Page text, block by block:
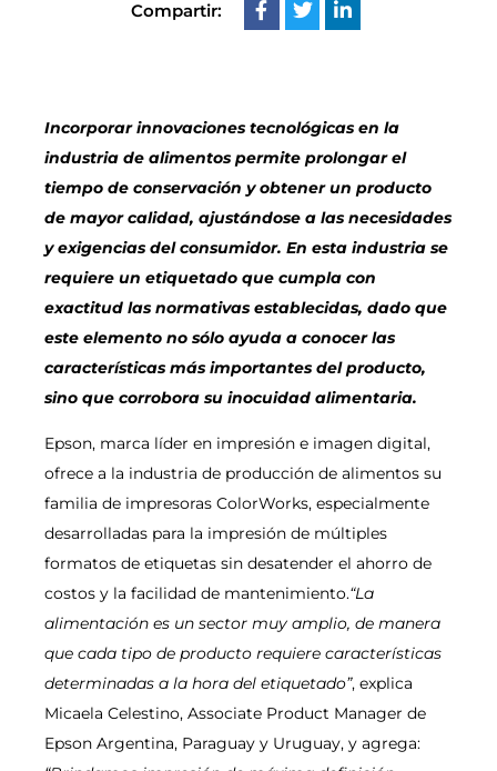
Compartir:
Incorporar innovaciones tecnológicas en la
industria de alimentos permite prolongar el
tiempo de conservación y obtener un producto
de mayor calidad, ajustándose a las necesidades
y exigencias del consumidor. En esta industria se
requiere un etiquetado que cumpla con
exactitud las normativas establecidas, dado que
este elemento no sólo ayuda a conocer las
características más importantes del producto,
sino que corrobora su inocuidad alimentaria.
Epson, marca líder en impresión e imagen digital,
ofrece a la industria de producción de alimentos su
familia de impresoras ColorWorks, especialmente
desarrolladas para la impresión de múltiples
formatos de etiquetas sin desatender el ahorro de
costos y la facilidad de mantenimiento.“La
alimentación es un sector muy amplio, de manera
que cada tipo de producto requiere características
determinadas a la hora del etiquetado”, explica
Micaela Celestino, Associate Product Manager de
Epson Argentina, Paraguay y Uruguay, y agrega: